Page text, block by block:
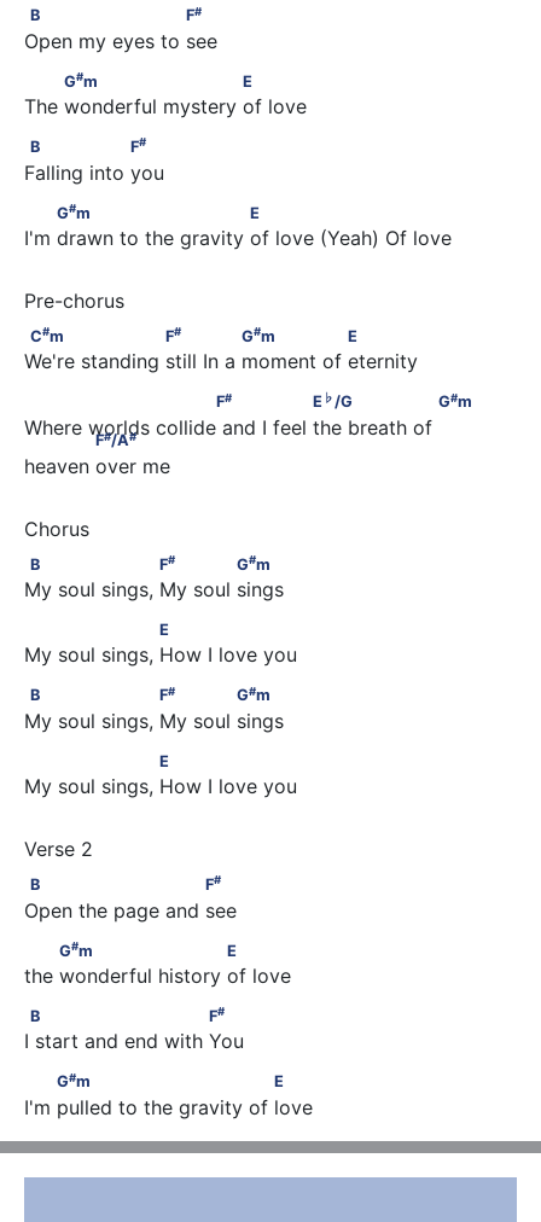
B                     F
B F#
Open my eyes to see
G
m                       E
G#m E
The wonderful mystery of love
B                  F
B F#
Falling into you
G
m                          E
G#m E
I'm drawn to the gravity of love (Yeah) Of love
C#m                    F G m               E
C#m F# G#m E
We're standing still In a moment of eternity
E ♭ /G                   G
F# E ♭/G G#m
F#/A#
Where worlds collide and I feel the breath of
heaven over me
B                    F# G
B F# G#m
My soul sings, My soul sings
E
My soul sings, How I love you
B                    F# G
B F# G#m
My soul sings, My soul sings
E
My soul sings, How I love you
B                       F
B F#
Open the page and see
G
m                       E
G#m E
the wonderful history of love
B                          F
#
B F#
I start and end with You
G
m                              E
G#m E
I'm pulled to the gravity of love